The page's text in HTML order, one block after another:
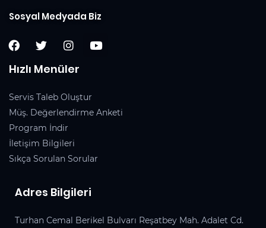
Sosyal Medyada Biz
Hızlı Menüler
Servis Taleb Oluştur
Müş. Değerlendirme Anketi
Program İndir
İletişim Bilgileri
Sıkça Sorulan Sorular
Adres Bilgileri
Turhan Cemal Berikel Bulvarı Reşatbey Mah. Adalet Cd.